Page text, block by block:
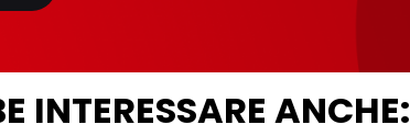
INTERESSARE ANCHE: